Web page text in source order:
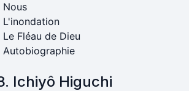
Nous
L'inondation
Le Fléau de Dieu
Autobiographie
Ichiyô Higuchi